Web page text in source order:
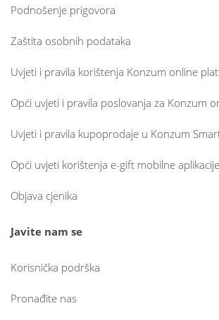
Podnošenje prigovora
Zaštita osobnih podataka
Uvjeti i pravila korištenja Konzum online
Opći uvjeti i pravila poslovanja za Konzum
Uvjeti i pravila kupoprodaje u Konzum
Opći uvjeti korištenja e-gift mobilne aplikacije
Objava cjenika
Javite nam se
Korisnička podrška
Pronađite nas